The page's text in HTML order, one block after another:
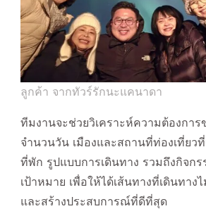
ลูกค้า จากทัวร์รักนะแคนาดา
ทีมงานจะช่วยวิเคราะห์ความต้องกา
จำนวนวัน เมืองและสถานที่ท่องเที่ยว
ที่พัก รูปแบบการเดินทาง รวมถึงกิจก
เป้าหมาย เพื่อให้ได้เส้นทางที่เดินทาง
และสร้างประสบการณ์ที่ดีที่สุด